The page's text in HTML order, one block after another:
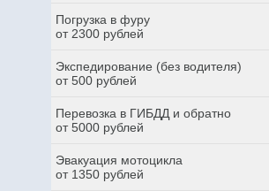
Погрузка в фуру
от 2300 рублей
Экспедирование (без водителя)
от 500 рублей
Перевозка в ГИБДД и обратно
от 5000 рублей
Эвакуация мотоцикла
от 1350 рублей